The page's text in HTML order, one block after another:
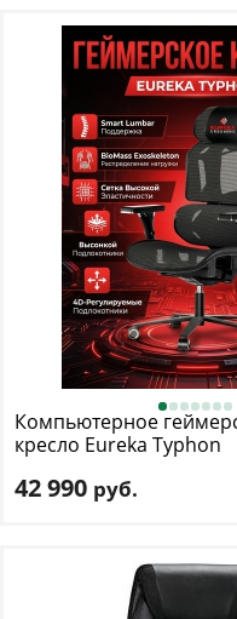
Компьютерное
кресло Eureka Typhon
42 990 руб.
Регулировка по высоте:
Материал обивки
: сетка
Подлокотники: да